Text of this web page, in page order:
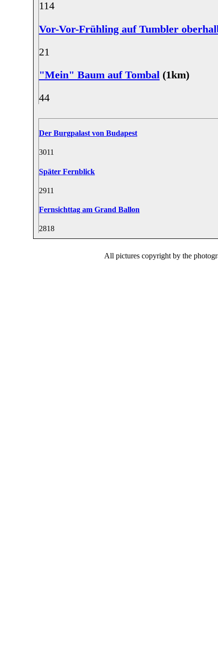
114
Vor-Vor-Frühling auf Tumbler
21
"Mein" Baum auf Tombal (1km)
44
Der Burgpalast von Budapest
3011
Später Fernblick
2911
Fernsichttag am Grand Ballon
2818
All pictures copyright by the